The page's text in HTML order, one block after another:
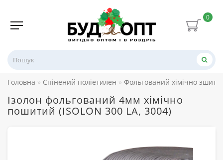
0
Головна Спінений поліетилен Фольгований хімічно
Ізолон фольгований 4мм хімічно
пошитий (ISOLON 300 LA, 3004)